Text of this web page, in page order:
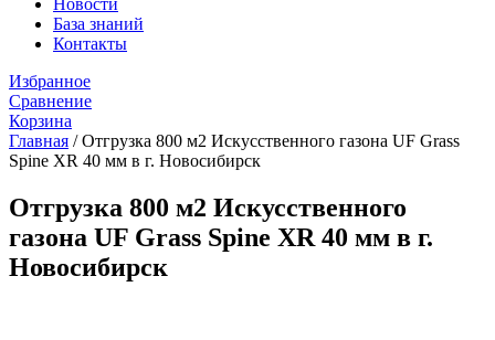
Новости
База знаний
Контакты
Избранное
Сравнение
Корзина
Главная /Отгрузка 800 м2 Искусственного газона UF Grass
Spine XR 40 мм в г. Новосибирск
Отгрузка 800 м2 Искусственного
газона UF Grass Spine XR 40 мм в г.
Новосибирск